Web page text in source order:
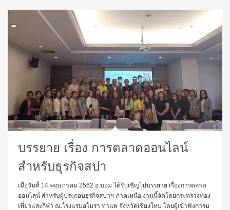
บรรยาย เรื่อง การตลาดออนไลน์
สำหรับธุรกิจสปา
เมื่อวันที่ 14 พฤษภาคม 2562 อ.บอม ได้รับเชิญไปบรรยาย เรื่องการตลาด
ออนไลน์ สำหรับผู้ประกอบธุรกิจสปาฯ ภาคเหนือ งานนี้จัดโดยกระทรวงท่อง
เที่ยวและกีฬา ณ.โรงแรมอโมรา ท่าแพ จังหวัดเชียงใหม่ โดยผู้เข้าฟังการบ